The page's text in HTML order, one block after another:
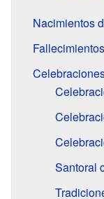
Nacimientos
Santoral